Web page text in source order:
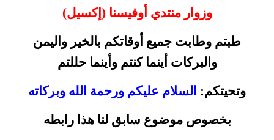
وزوار منتدي أوفيسنا (إكسيل)
طبتم وطابت جميع أوقاتكم بالخير واليمن
والبركات أينما كنتم وأينما حللتم
وتحيتكم:السلام عليكم ورحمة الله وبركاته
بخصوص موضوع سابق لنا هذا رابطه